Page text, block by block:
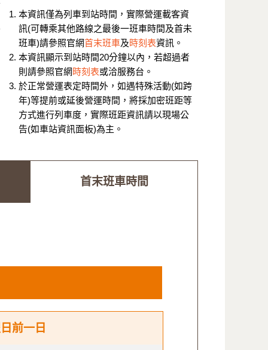
本資訊僅為列車到站時間，實際營運載客資
訊(可轉乘其他路線之最後一班車時間及首未
班車)請參照官網首末班車及時刻表資訊。
本資訊顯示到站時間20分鐘以內，若超過者
則請參照官網 時刻表或洽服務台。
於正常營運表定時間外，如遇特殊活動(如跨
年)等提前或延後營運時間，將採加密班距等
方式進行列車度，實際班距資訊請以現場公
告(如車站資訊面板)為主。
首末班車時間
前一日